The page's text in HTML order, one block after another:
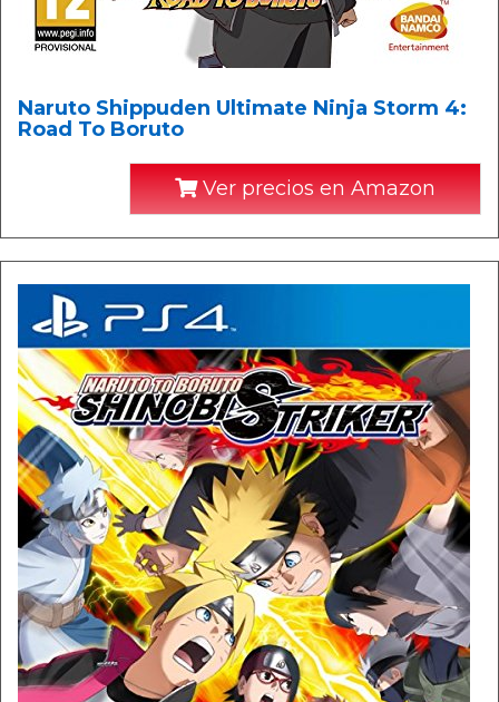
Naruto Shippuden Ultimate Ninja Storm 4:
Road To Boruto
Ver precios en Amazon